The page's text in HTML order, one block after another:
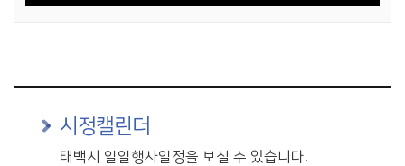
시정캘린더
태백시 일일행사일정을 보실 수 있습니다.